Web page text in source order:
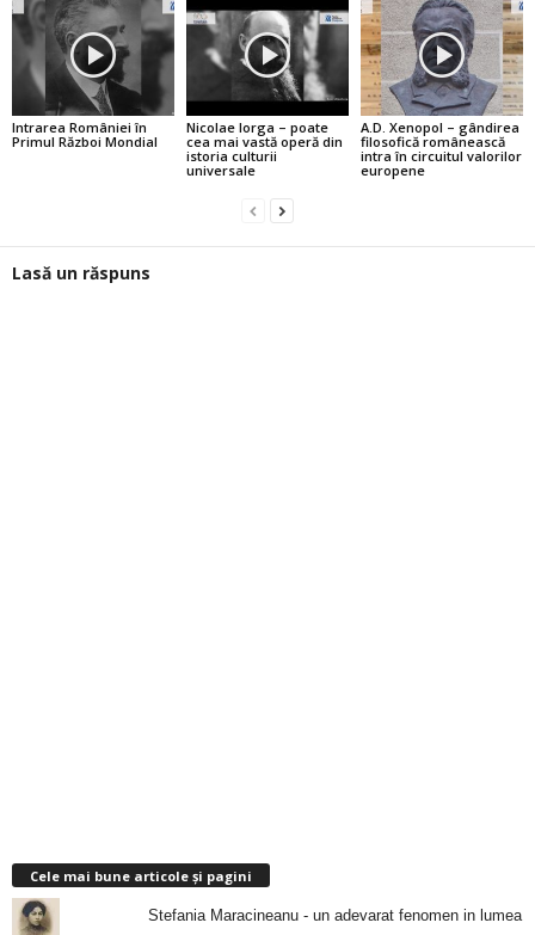
Intrarea României în
Primul Război Mondial
Nicolae Iorga – poate
cea mai vastă operă din
istoria culturii
universale
A.D. Xenopol – gândirea
filosofică românească
intra în circuitul valorilor
europene
Lasă un răspuns
Cele mai bune articole și pagini
Stefania Maracineanu - un adevarat fenomen in lumea